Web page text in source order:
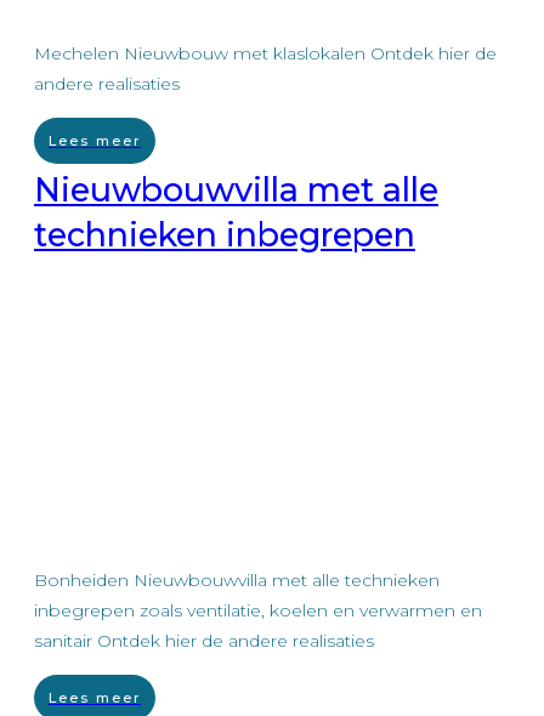
Mechelen Nieuwbouw met klaslokalen Ontdek hier de
andere realisaties
Lees meer
Nieuwbouwvilla met alle
technieken inbegrepen
Bonheiden Nieuwbouwvilla met alle technieken
inbegrepen zoals ventilatie, koelen en verwarmen en
sanitair Ontdek hier de andere realisaties
Lees meer